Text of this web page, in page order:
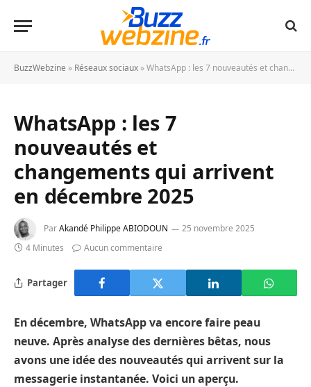
BuzzWebzine » Réseaux sociaux »WhatsApp : les 7 nouveautés et changements qui arrivent en décembre 2025
WhatsApp : les 7
nouveautés et
changements qui arrivent
en décembre 2025
ParAkandé Philippe ABIODOUN
25 novembre 2025
4 Minutes
Aucun commentaire
Partager
En décembre, WhatsApp va encore faire peau
neuve. Après analyse des dernières bêtas, nous
avons une idée des nouveautés qui arrivent sur la
messagerie instantanée. Voici un aperçu.